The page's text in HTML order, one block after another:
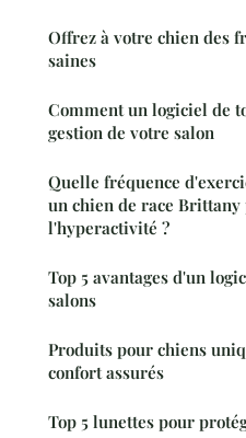
Offrez à votre chien des
saines
Comment un logiciel de
gestion de votre salon
Quelle fréquence
un chien de race
l'hyperactivité ?
Top 5 avantages d'un
salons
Produits pour chiens
confort assurés
Top 5 lunettes pour